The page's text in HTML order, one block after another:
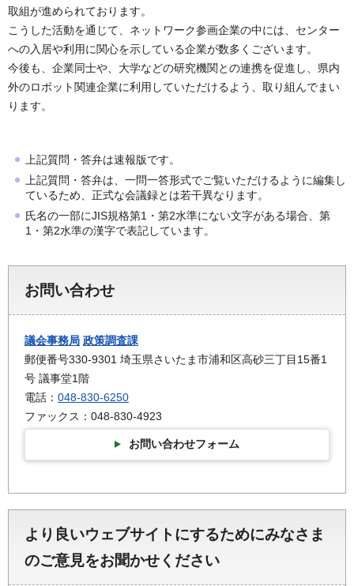
取組が進められております。
こうした活動を通じて、ネットワーク参画企業の中には、センター
への入居や利用に関心を示している企業が数多くございます。
今後も、企業同士や、大学などの研究機関との連携を促進し、県内
外のロボット関連企業に利用していただけるよう、取り組んでまい
ります。
上記質問・答弁は速報版です。
上記質問・答弁は、一問一答形式でご覧いただけるように編集し
ているため、正式な会議録とは若干異なります。
氏名の一部にJIS規格第1・第2水準にない文字がある場合、第
1・第2水準の漢字で表記しています。
お問い合わせ
議会事務局 政策調査課
郵便番号330-9301 埼玉県さいたま市浦和区高砂三丁目15番1
号 議事堂1階
電話： 048-830-6250
ファックス：048-830-4923
お問い合わせフォーム
より良いウェブサイトにするためにみなさま
のご意見をお聞かせください